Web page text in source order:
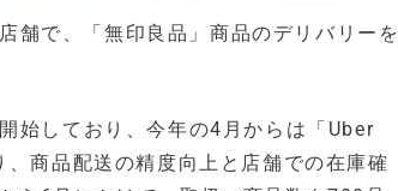
舗で、「無印良品」商品のデリバリーを
始しており、今年の4月からは「Uber
商品配送の精度向上と店舗での在庫確